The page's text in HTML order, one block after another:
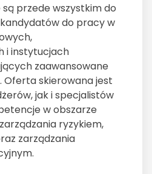
przede wszystkim do
do pracy w
i instytucjach
zaawansowane
Oferta skierowana jest
jak i specjalistów
w obszarze
ryzykiem,
zarządzania